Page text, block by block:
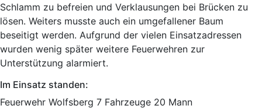
Schlamm zu befreien und Verklausungen bei Brücken zu
lösen. Weiters musste auch ein umgefallener Baum
beseitigt werden. Aufgrund der vielen Einsatzadressen
wurden wenig später weitere Feuerwehren zur
Unterstützung alarmiert.
Im Einsatz standen:
Feuerwehr Wolfsberg 7 Fahrzeuge 20 Mann